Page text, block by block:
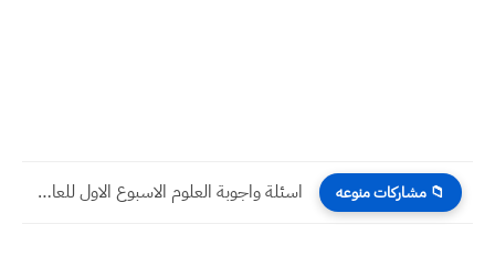
📁 مشاركات منوعه اسئلة واجوبة العلوم الاسبوع الاول للعام 2023 للصف اول متوسط...